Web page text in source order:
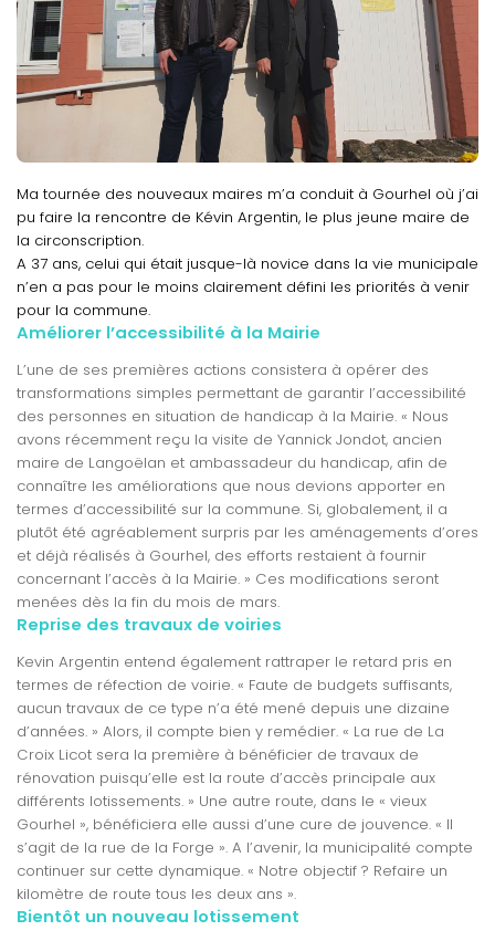
Ma tournée des nouveaux maires m’a conduit à Gourhel où j’ai
pu faire la rencontre de Kévin Argentin, le plus jeune maire de
la circonscription.
A 37 ans, celui qui était jusque-là novice dans la vie municipale
n’en a pas pour le moins clairement défini les priorités à venir
pour la commune.
Améliorer l’accessibilité à la Mairie
L’une de ses premières actions consistera à opérer des
transformations simples permettant de garantir l’accessibilité
des personnes en situation de handicap à la Mairie. « Nous
avons récemment reçu la visite de Yannick Jondot, ancien
maire de Langoëlan et ambassadeur du handicap, afin de
connaître les améliorations que nous devions apporter en
termes d’accessibilité sur la commune. Si, globalement, il a
plutôt été agréablement surpris par les aménagements d’ores
et déjà réalisés à Gourhel, des efforts restaient à fournir
concernant l’accès à la Mairie. » Ces modifications seront
menées dès la fin du mois de mars.
Reprise des travaux de voiries
Kevin Argentin entend également rattraper le retard pris en
termes de réfection de voirie. « Faute de budgets suffisants,
aucun travaux de ce type n’a été mené depuis une dizaine
d’années. » Alors, il compte bien y remédier. « La rue de La
Croix Licot sera la première à bénéficier de travaux de
rénovation puisqu’elle est la route d’accès principale aux
différents lotissements. » Une autre route, dans le « vieux
Gourhel », bénéficiera elle aussi d’une cure de jouvence. « Il
s’agit de la rue de la Forge ». A l’avenir, la municipalité compte
continuer sur cette dynamique. « Notre objectif ? Refaire un
kilomètre de route tous les deux ans ».
Bientôt un nouveau lotissement